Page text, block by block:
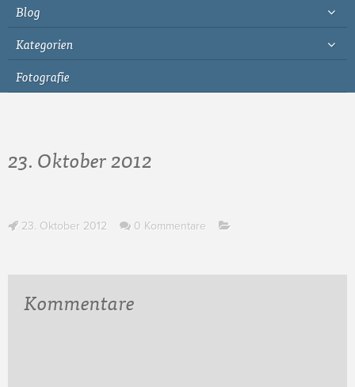
Blog
Kategorien
Fotografie
23. Oktober 2012
23. Oktober 2012 0 Kommentare
Kommentare